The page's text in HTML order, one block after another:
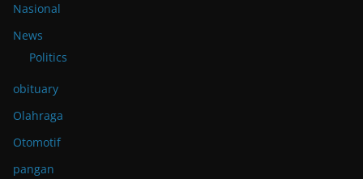
Nasional
News
Politics
obituary
Olahraga
Otomotif
pangan